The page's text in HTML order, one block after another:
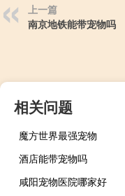
上一篇
南京地铁能带宠物吗
相关问题
魔方世界最强宠物
酒店能带宠物吗
咸阳宠物医院哪家好